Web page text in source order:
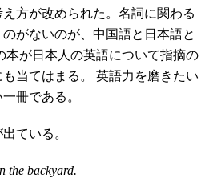
方が改められた。名詞に関わる
がないのが、中国語と日本語と
本が日本人の英語について指摘の
当てはまる。 英語力を磨きたい
冊である。
ている。
the backyard.